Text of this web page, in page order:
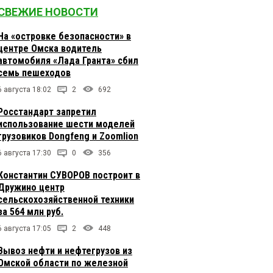
НОВОСТИ
«островке безопасности» в
Омска водитель
«Лада Гранта» сбил
пешеходов
августа 18:02 2 692
запретил
шести моделей
Dongfeng и Zoomlion
августа 17:30 0 356
СУВОРОВ построит в
центр
техники
564 млн руб.
августа 17:05 2 448
нефти и нефтегрузов из
области по железной